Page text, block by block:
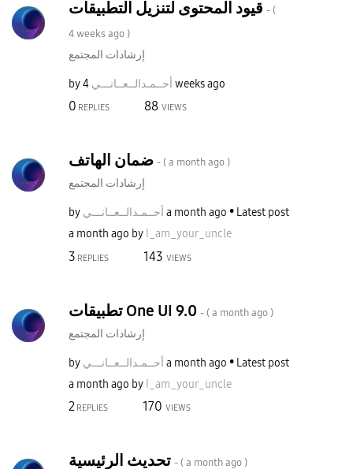
- (
4 weeks ago )
إرشادات المجتمع
by أحــمـدالــعــانـــي 4 weeks ago
0 REPLIES 88 VIEWS
ضمان الهاتف - ( a month ago )
إرشادات المجتمع
by أحــمـدالــعــانـــي a month ago
Latest post
a month ago by I_am_your_uncle
3 REPLIES 143 VIEWS
تطبيقات One UI 9.0 - ( a month ago )
إرشادات المجتمع
by أحــمـدالــعــانـــي a month ago
Latest post
a month ago by I_am_your_uncle
2REPLIES 170 VIEWS
تحديث الرئيسية - ( a month ago )